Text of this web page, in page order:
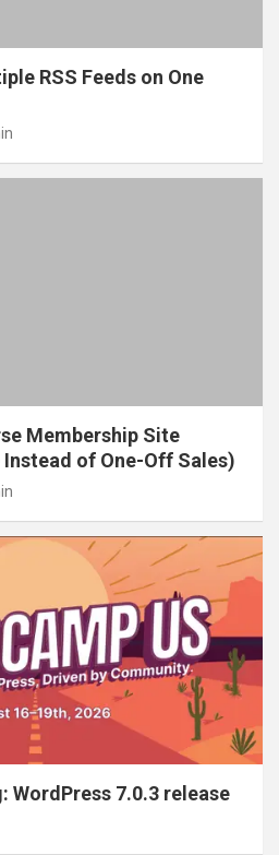
RSS Feeds on One
Membership Site
Instead of One-Off Sales)
WordPress 7.0.3 release